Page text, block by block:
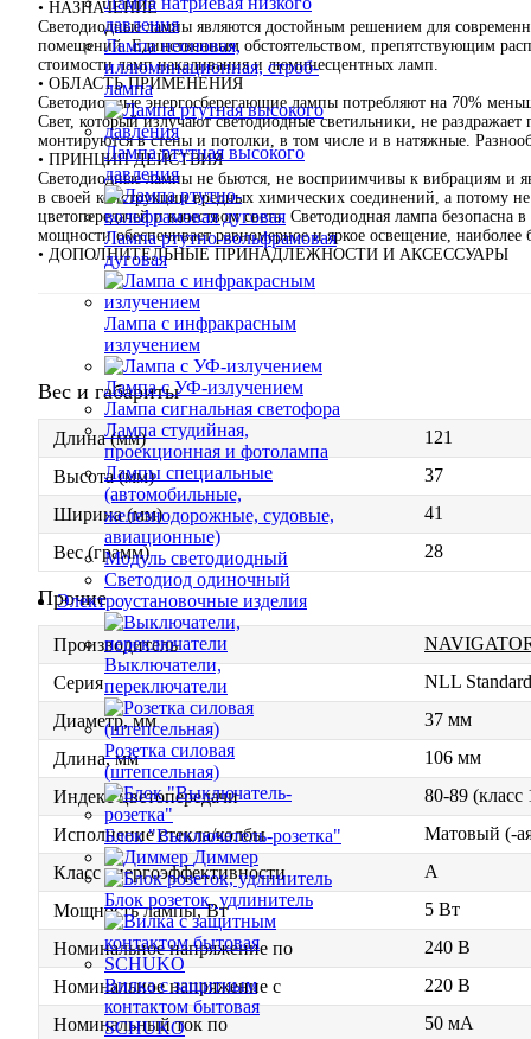
давления
Лампа неоновая,
иллюминационная, строб-
лампа
Лампа ртутная высокого
давления
Лампа ртутно-вольфрамовая
дуговая
Лампа с инфракрасным
излучением
Лампа с УФ-излучением
Лампа сигнальная светофора
Лампа студийная,
проекционная и фотолампа
Лампы специальные
(автомобильные,
железнодорожные, судовые,
авиационные)
Модуль светодиодный
Светодиод одиночный
Электроустановочные изделия
Выключатели,
переключатели
Розетка силовая
(штепсельная)
Блок "Выключатель-розетка"
Диммер
Блок розеток, удлинитель
Вилка с защитным
контактом бытовая
SCHUKO
• НАЗНАЧЕНИЕ
Светодиодные лампы являются достойным решением для
помещений. Единственным обстоятельством, препятствующим
стоимости ламп накаливания и люминесцентных ламп.
• ОБЛАСТЬ ПРИМЕНЕНИЯ
Светодиодные энергосберегающие лампы потребляют на 70%
Свет, который излучают светодиодные светильники, не
монтируются в стены и потолки, в том числе и в натяжные.
• ПРИНЦИП ДЕЙСТВИЯ
Светодиодные лампы не бьются, не восприимчивы к вибрациям и
в своей конструкции вредных химических соединений, а потому
цветопередачей и качеством света. Светодиодная лампа
мощности обеспечивает равномерное и яркое освещение, наиболее
• ДОПОЛНИТЕЛЬНЫЕ ПРИНАДЛЕЖНОСТИ И АКСЕССУАРЫ
Вес и габариты
Длина (мм)
121
Высота (мм)
37
Ширина (мм)
41
Вес (грамм)
28
Прочие
Производитель
Серия
NLL Standard
Диаметр, мм
37 мм
Длина, мм
106 мм
Индекс цветопередачи
80-89 (класс
Исполнение стекла/колбы
Матовый (-
Класс энергоэффективности
A
Мощность лампы, Вт
5 Вт
Номинальное напряжение по
240 В
Номинальное напряжение с
220 В
Номинальный ток по
50 мА